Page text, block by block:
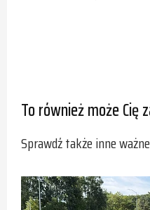
To również może Cię
Sprawdź także inne